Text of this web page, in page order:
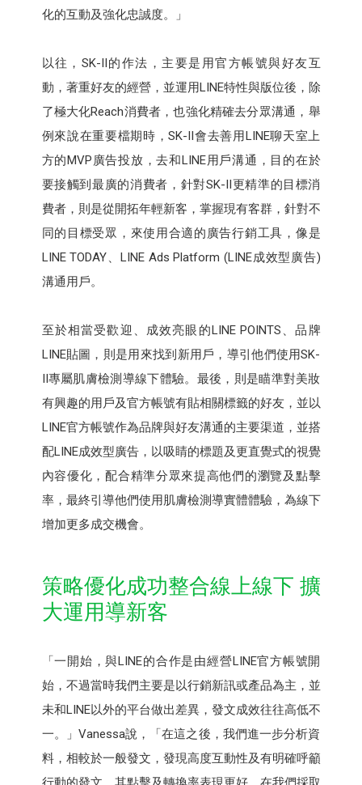
化的互動及強化忠誠度。」
以往，SK-II的作法，主要是用官方帳號與好友互
動，著重好友的經營，並運用LINE特性與版位後，除
了極大化Reach消費者，也強化精確去分眾溝通，舉
例來說在重要檔期時，SK-II會去善用LINE聊天室上
方的MVP廣告投放，去和LINE用戶溝通，目的在於
要接觸到最廣的消費者，針對SK-II更精準的目標消
費者，則是從開拓年輕新客，掌握現有客群，針對不
同的目標受眾，來使用合適的廣告行銷工具，像是
LINE TODAY、LINE Ads Platform (LINE成效型廣告)
溝通用戶。
至於相當受歡迎、成效亮眼的LINE POINTS、品牌
LINE貼圖，則是用來找到新用戶，導引他們使用SK-
II專屬肌膚檢測導線下體驗。最後，則是瞄準對美妝
有興趣的用戶及官方帳號有貼相關標籤的好友，並以
LINE官方帳號作為品牌與好友溝通的主要渠道，並搭
配LINE成效型廣告，以吸睛的標題及更直覺式的視覺
內容優化，配合精準分眾來提高他們的瀏覽及點擊
率，最終引導他們使用肌膚檢測導實體體驗，為線下
增加更多成交機會。
策略優化成功整合線上線下 擴
大運用導新客
「一開始，與LINE的合作是由經營LINE官方帳號開
始，不過當時我們主要是以行銷新訊或產品為主，並
未和LINE以外的平台做出差異，發文成效往往高低不
一。」Vanessa說，「在這之後，我們進一步分析資
料，相較於一般發文，發現高度互動性及有明確呼籲